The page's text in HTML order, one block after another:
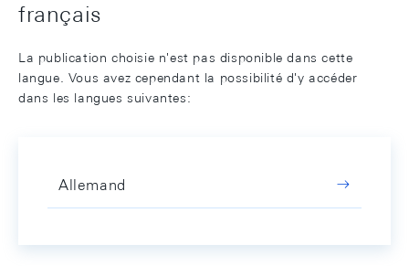
français
La publication choisie n'est pas disponible dans cette
langue. Vous avez cependant la possibilité d'y accéder
dans les langues suivantes:
Allemand